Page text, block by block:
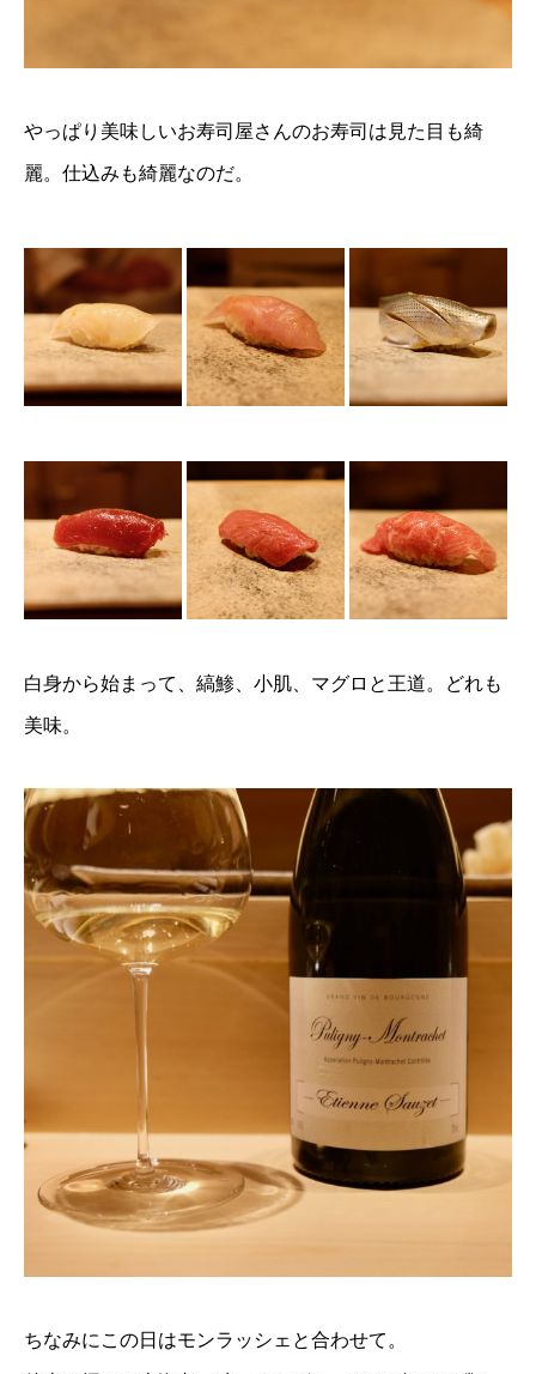
やっぱり美味しいお寿司屋さんのお寿司は見た目も綺
麗。仕込みも綺麗なのだ。
白身から始まって、縞鯵、小肌、マグロと王道。どれも
美味。
ちなみにこの日はモンラッシェと合わせて。